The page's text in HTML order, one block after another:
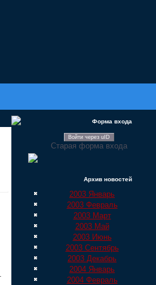
Форма входа
Войти через uID
Старая форма входа
Архив новостей
2003 Январь
2003 Февраль
2003 Март
2003 Май
2003 Июнь
2003 Сентябрь
2003 Декабрь
2004 Январь
2004 Февраль